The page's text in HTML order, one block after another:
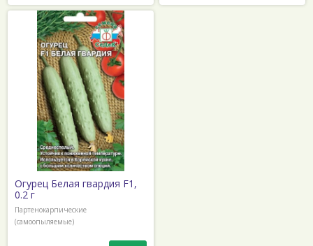
Огурец Белая гвардия F1,
0.2 г
Партенокарпические
(самоопыляемые)